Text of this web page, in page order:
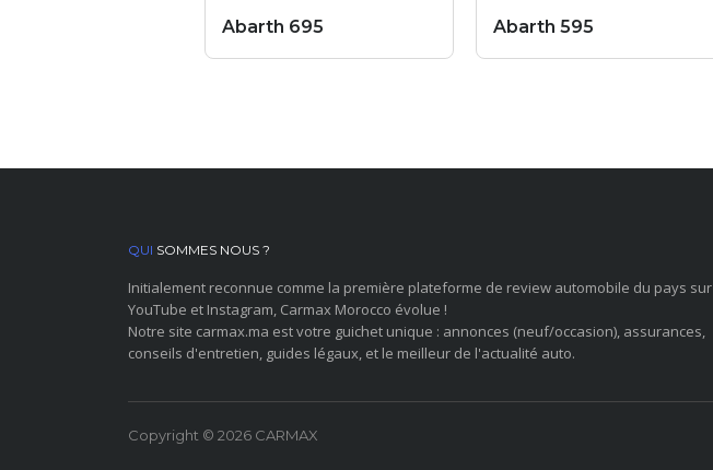
Abarth 695 Abarth 595
QUI SOMMES NOUS ?
Initialement reconnue comme la première plateforme de review automobile du pays sur
YouTube et Instagram, Carmax Morocco évolue !
Notre site carmax.ma est votre guichet unique : annonces (neuf/occasion), assurances,
conseils d'entretien, guides légaux, et le meilleur de l'actualité auto.
Copyright © 2026 CARMAX